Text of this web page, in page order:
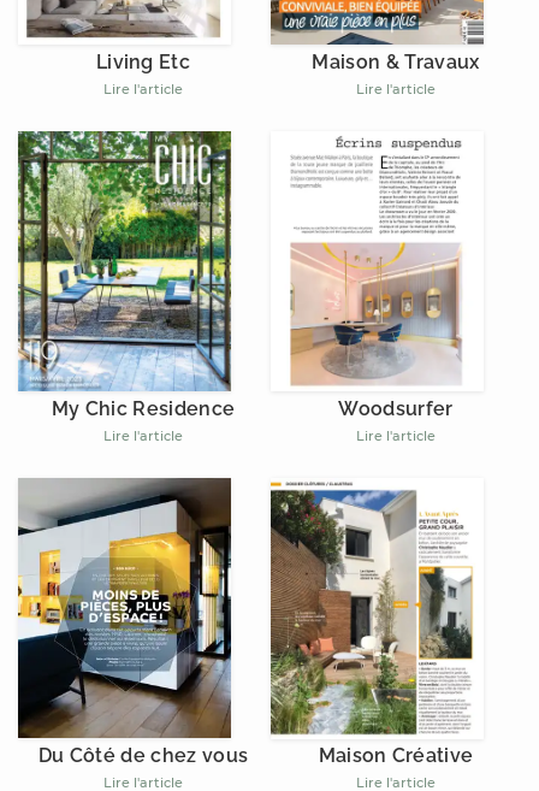
Living Etc
Lire l'article
Maison & Travaux
Lire l'article
My Chic Residence
Lire l'article
Woodsurfer
Lire l'article
Du Côté de chez vous
Lire l'article
Maison Créative
Lire l'article